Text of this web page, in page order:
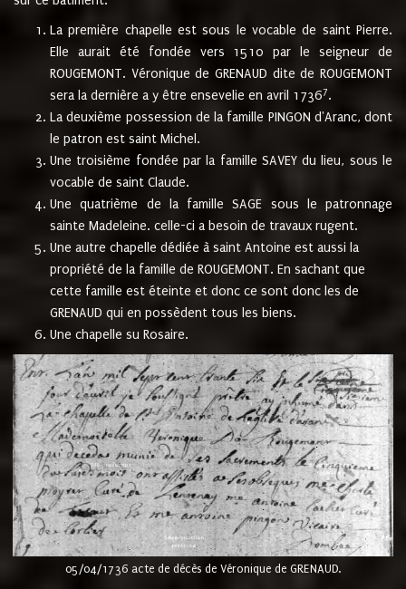
La première chapelle est sous le vocable de saint Pierre.
Elle aurait été fondée vers 1510 par le seigneur de
ROUGEMONT. Véronique de GRENAUD dite de ROUGEMONT
sera la dernière a y être ensevelie en avril 17367.
La deuxième possession de la famille PINGON d'Aranc, dont
le patron est saint Michel.
Une troisième fondée par la famille SAVEY du lieu, sous le
vocable de saint Claude.
Une quatrième de la famille SAGE sous le patronnage
sainte Madeleine. celle-ci a besoin de travaux rugent.
Une autre chapelle dédiée à saint Antoine est aussi la
propriété de la famille de ROUGEMONT. En sachant que
cette famille est éteinte et donc ce sont donc les de
GRENAUD qui en possèdent tous les biens.
Une chapelle su Rosaire.
05/04/1736 acte de décès de Véronique de GRENAUD.